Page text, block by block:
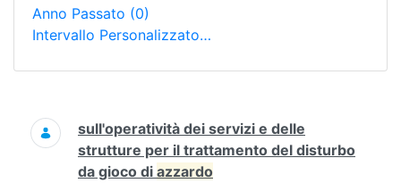
Anno Passato (0)
Intervallo Personalizzato…
Ricerca
sull'operatività dei servizi e delle
strutture per il trattamento del disturbo
da gioco di azzardo